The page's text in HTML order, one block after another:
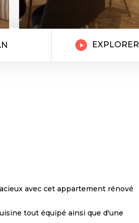
EXPLORER
avec cet appartement rénové
tout équipé ainsi que d'une